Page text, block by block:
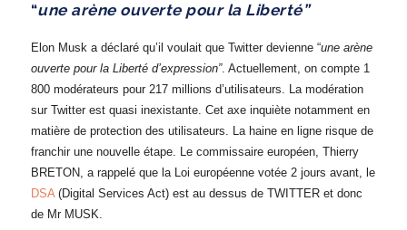
“une arène ouverte pour la Liberté”
Elon Musk a déclaré qu’il voulait que Twitter devienne “une arène
ouverte pour la Liberté d’expression”. Actuellement, on compte 1
800 modérateurs pour 217 millions d’utilisateurs. La modération
sur Twitter est quasi inexistante. Cet axe inquiète notamment en
matière de protection des utilisateurs. La haine en ligne risque de
franchir une nouvelle étape. Le commissaire européen, Thierry
BRETON, a rappelé que la Loi européenne votée 2 jours avant, le
DSA(Digital Services Act) est au dessus de TWITTER et donc
de Mr MUSK.